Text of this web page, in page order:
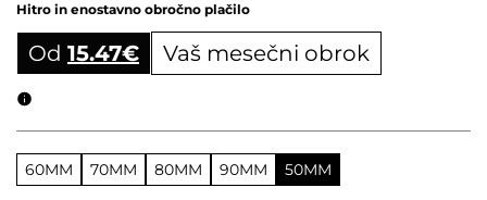
Hitro in enostavno obročno plačilo
Od 15.47€ Vaš mesečni obrok
60MM 70MM 80MM 90MM 50MM